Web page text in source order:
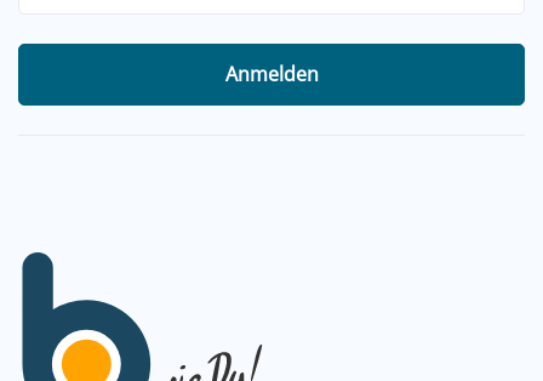
Anmelden